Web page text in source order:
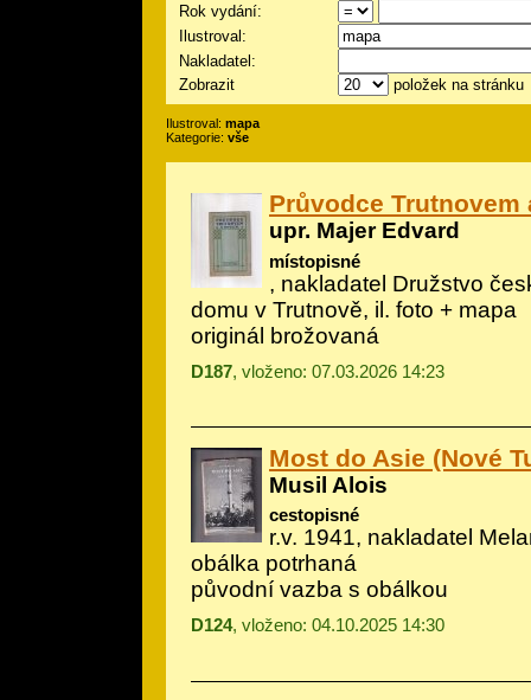
Rok vydání:
Ilustroval:
Nakladatel:
Zobrazit
položek na stránku
Ilustroval: mapa
Kategorie: vše
Průvodce Trutnovem
upr. Majer Edvard
místopisné
, nakladatel Družstvo
domu v Trutnově, il. foto + mapa
originál brožovaná
D187, vloženo: 07.03.2026 14:23
Most do Asie (Nové
Musil Alois
cestopisné
r.v. 1941, nakladatel
obálka potrhaná
původní vazba s obálkou
D124, vloženo: 04.10.2025 14:30